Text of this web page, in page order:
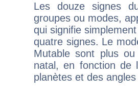
Les douze signes
groupes ou modes,
qui signifie
quatre signes. Le
Mutable sont plus
natal, en fonction de
planètes et des